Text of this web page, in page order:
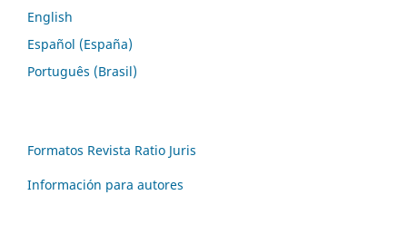
English
Español (España)
Português (Brasil)
Formatos Revista Ratio Juris
Información para autores